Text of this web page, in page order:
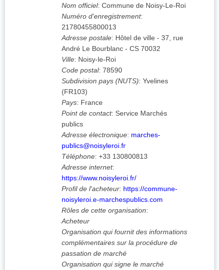
Nom officiel: Commune de Noisy-Le-Roi
Numéro d'enregistrement:
21780455800013
Adresse postale: Hôtel de ville - 37, rue
André Le Bourblanc - CS 70032
Ville: Noisy-le-Roi
Code postal: 78590
Subdivision pays (NUTS): Yvelines
(FR103)
Pays: France
Point de contact: Service Marchés
publics
Adresse électronique: marches-
publics@noisyleroi.fr
Téléphone: +33 130800813
Adresse internet:
https://www.noisyleroi.fr/
Profil de l'acheteur: https://commune-
noisyleroi.e-marchespublics.com
Rôles de cette organisation:
Acheteur
Organisation qui fournit des informations
complémentaires sur la procédure de
passation de marché
Organisation qui signe le marché